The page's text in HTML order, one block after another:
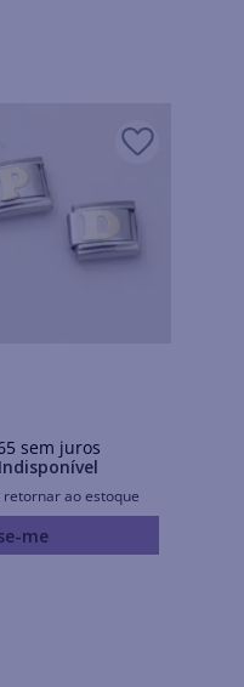
sem juros
ao estoque
me